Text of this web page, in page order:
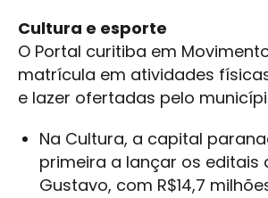
Cultura e esporte
O Portal curitiba em
matrícula em atividades
e lazer ofertadas pelo
Na Cultura, a capital
primeira a lançar os editais
Gustavo, com R$14,7